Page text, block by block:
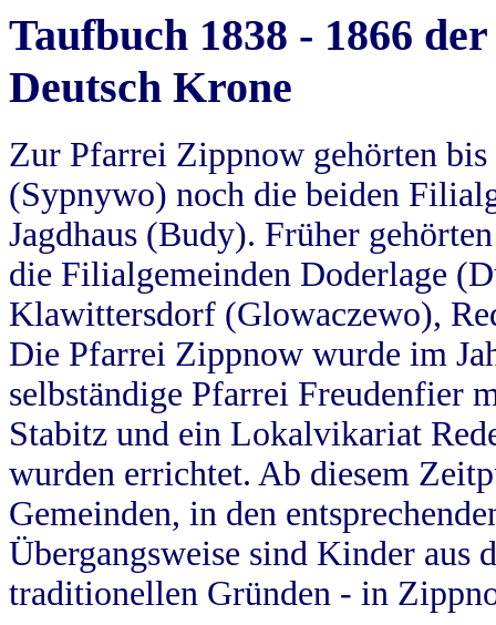
Taufbuch 1838 - 1866
Deutsch Krone
Zur Pfarrei Zippnow gehörten
(Sypnywo) noch die beiden
Jagdhaus (Budy). Früher
die Filialgemeinden Doderlage
Klawittersdorf (Glowaczewo),
Die Pfarrei Zippnow wurde im
selbständige Pfarrei Freudenfier
Stabitz und ein Lokalvikariat
wurden errichtet. Ab diesem
Gemeinden, in den
Übergangsweise sind Kinder aus
traditionellen Gründen - in